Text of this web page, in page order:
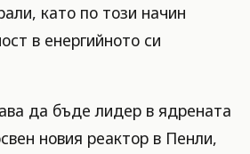
като по този начин
в енергийното си
да бъде лидер в ядрената
новия реактор в Пенли,